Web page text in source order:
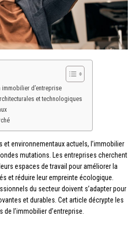
d’entreprise
et technologiques
et environnementaux actuels, l’immobilier
mutations. Les entreprises cherchent
espaces de travail pour améliorer la
et réduire leur empreinte écologique.
du secteur doivent s’adapter pour
et durables. Cet article décrypte les
l’immobilier d’entreprise.